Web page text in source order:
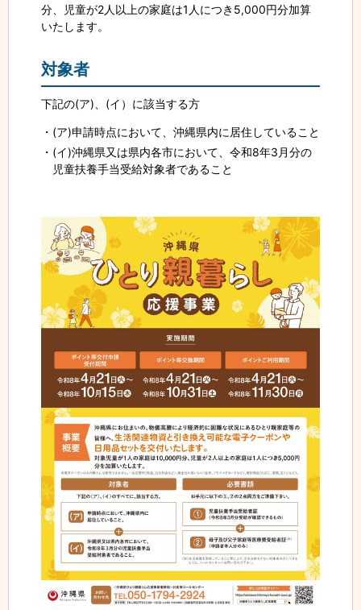
分、児童が2人以上の家庭は1人につき5,000円分加算
いたします。
対象者
下記の(ア)、(イ）に該当する方
(ア)申請時点において、沖縄県内に居住していること
(イ)沖縄県又は県内各市において、令和8年3月分の
児童扶養手当受給対象者であること